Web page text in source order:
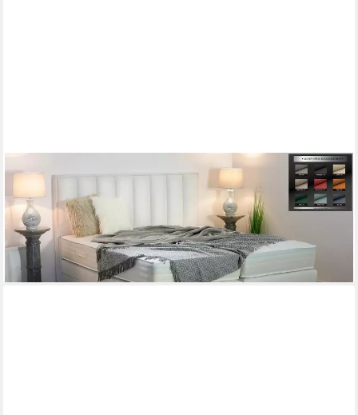
PAARA
Boxspringbett mit Bettkasten und Kopfverstellung, Komplettset -
Modell Mailand, mit innovativem Belüftungssystem
ab 1.261,00 €
lieferbar in 5 Wochen